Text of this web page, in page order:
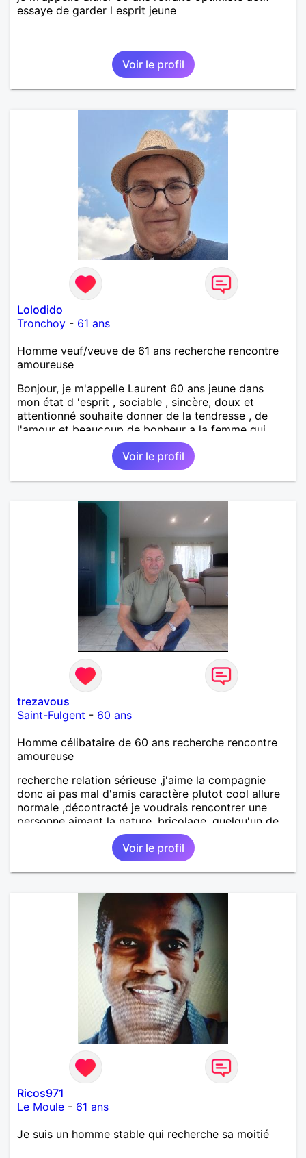
essaye de garder l esprit jeune
Voir le profil
Lolodido
Tronchoy - 61 ans
Homme veuf/veuve de 61 ans recherche rencontre
amoureuse
Bonjour, je m'appelle Laurent 60 ans jeune dans
mon état d 'esprit , sociable , sincère, doux et
attentionné souhaite donner de la tendresse , de
l'amour et beaucoup de bonheur a la femme qui
souhaitera partager ma vie . Bientôt en retraite a la
fin de l 'année et libre de toute contrainte. Digne de
confiance à la femme qui voudras m 'en accorder
en toute sincérité. Pour le reste venez me découvrir
Voir le profil
trezavous
Saint-Fulgent - 60 ans
Homme célibataire de 60 ans recherche rencontre
amoureuse
recherche relation sérieuse ,j'aime la compagnie
donc ai pas mal d'amis caractère plutot cool allure
normale ,décontracté je voudrais rencontrer une
personne aimant la nature ,bricolage ,quelqu'un de
simple et naturel à vos claviers mesdames
Voir le profil
Ricos971
Le Moule - 61 ans
Je suis un homme stable qui recherche sa moitié